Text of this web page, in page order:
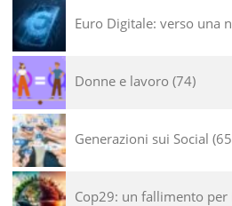
Euro Digitale: verso una
Donne e lavoro 74
Generazioni sui Social 65
Cop29: un fallimento